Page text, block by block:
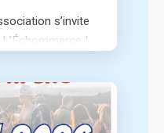
s’invite
!
et de notre
des